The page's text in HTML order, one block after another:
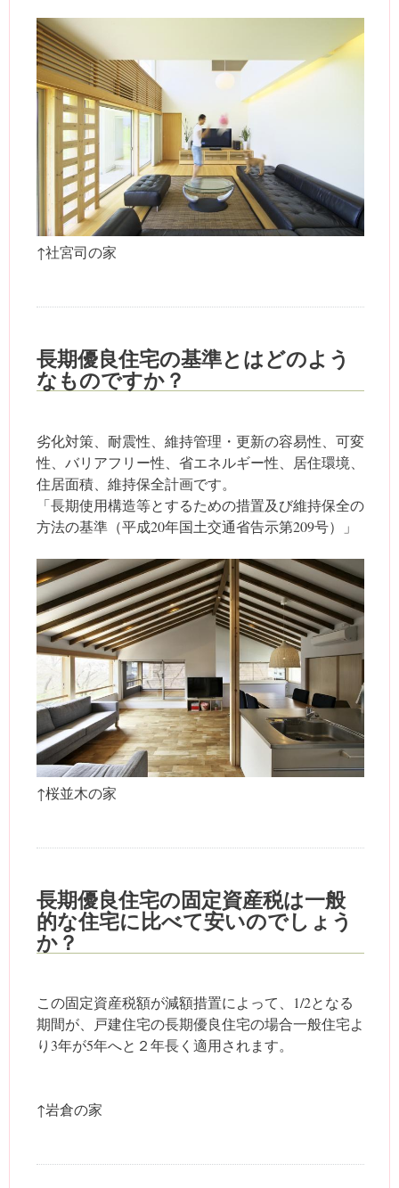
↑社宮司の家
長期優良住宅の基準とはどのよう
なものですか？
劣化対策、耐震性、維持管理・更新の容易性、可変
性、バリアフリー性、省エネルギー性、居住環境、
住居面積、維持保全計画です。
「長期使用構造等とするための措置及び維持保全の
方法の基準（平成20年国土交通省告示第209号）」
↑桜並木の家
長期優良住宅の固定資産税は一般
的な住宅に比べて安いのでしょう
か？
この固定資産税額が減額措置によって、1/2となる
期間が、戸建住宅の長期優良住宅の場合一般住宅よ
り3年が5年へと２年長く適用されます。
↑岩倉の家